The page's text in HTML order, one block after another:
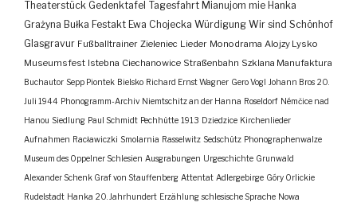
Theaterstück Gedenktafel Tagesfahrt Mianujom mie Hanka
Grażyna Bułka Festakt Ewa Chojecka Würdigung Wir sind Schönhof
Glasgravur Fußballtrainer Zieleniec Lieder Monodrama Alojzy Lysko
Museumsfest Istebna Ciechanowice Straßenbahn Szklana Manufaktura
Buchautor Sepp Piontek Bielsko Richard Ernst Wagner Gero Vogl Johann Bros 20.
Juli 1944 Phonogramm-Archiv Niemtschitz an der Hanna Roseldorf Némčice nad
Hanou Siedlung Paul Schmidt Pechhütte 1913 Dziedzice Kirchenlieder
Aufnahmen Racławiczki Smolarnia Rasselwitz Sedschütz Phonographenwalze
Museum des Oppelner Schlesien Ausgrabungen Urgeschichte Grunwald
Alexander Schenk Graf von Stauffenberg Attentat Adlergebirge Góry Orlickie
Rudelstadt Hanka 20. Jahrhundert Erzählung schlesische Sprache Nowa